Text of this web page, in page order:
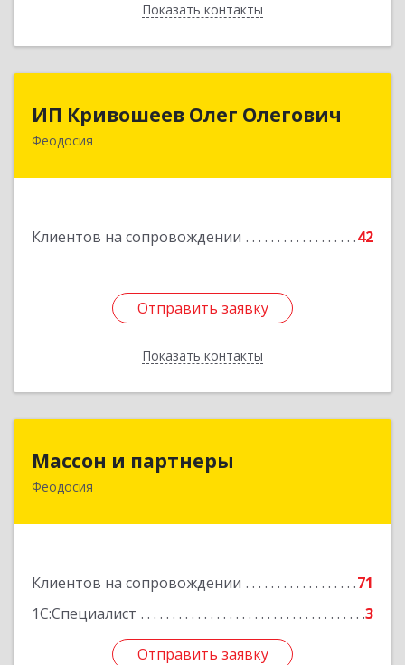
Показать контакты
Назад
ИП Кривошеев Олег Олегович
Феодосия
Клиентов на сопровождении 42
Отправить заявку
Показать контакты
Отправить заявку
Назад
Массон и партнеры
Феодосия
Клиентов на сопровождении
71
1С:Специалист
3
Отправить заявку
298112, Крым Респ, Феодосия г, Крымская ул,
Отправить заявку